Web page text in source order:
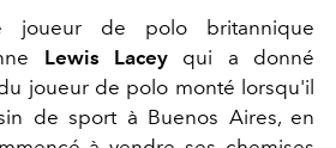
joueur de polo britannique
Lewis Lacey qui a donné
joueur de polo monté lorsqu'il
de sport à Buenos Aires, en